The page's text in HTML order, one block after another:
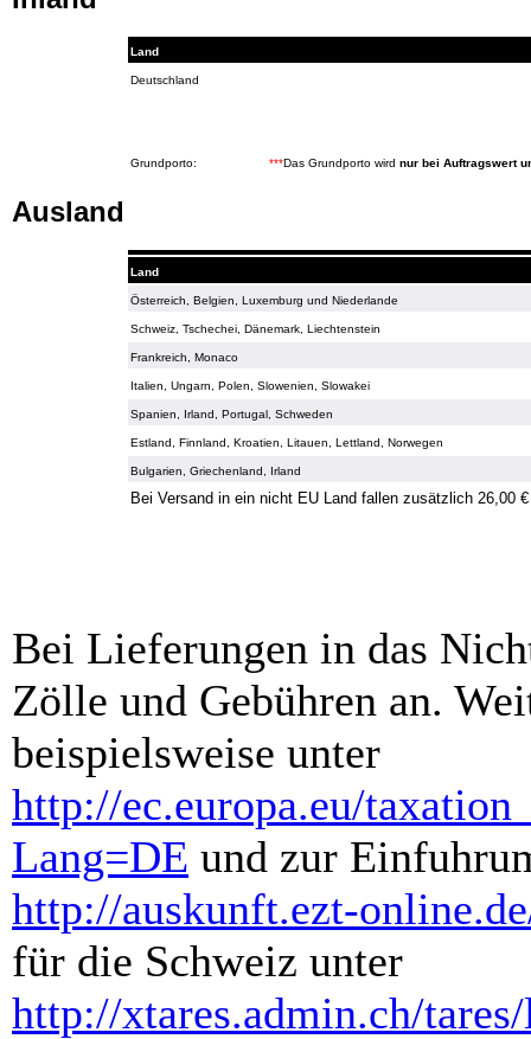
Land
Deutschland
Grundporto: ***Das Grundporto wird nur bei Auftragswert
Ausland
Land
Österreich, Belgien, Luxemburg und Niederlande
Schweiz, Tschechei, Dänemark, Liechtenstein
Frankreich, Monaco
Italien, Ungarn, Polen, Slowenien, Slowakei
Spanien, Irland, Portugal, Schweden
Estland, Finnland, Kroatien, Litauen, Lettland, Norwegen
Bulgarien, Griechenland, Irland
Bei Versand in ein nicht EU Land fallen zusätzlich 26,00
Bei Lieferungen in das
Zölle und Gebühren an.
beispielsweise unter
http://ec.europa.eu/
Lang=DE und zur
http://auskunft.ezt-
für die Schweiz unter
http://xtares.admin.ch/